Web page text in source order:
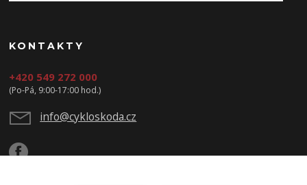
KONTAKTY
+420 549 272 000
(Po-Pá, 9:00-17:00 hod.)
info@cykloskoda.cz